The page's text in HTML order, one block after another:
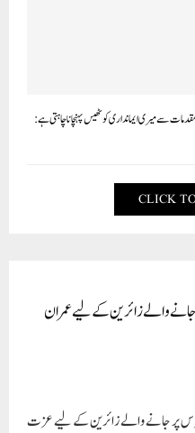
سے میری ایمانداری کو ٹھیس پہنچانا چاہتی ہے:
CLICK
ویں عرس پر جانے والے زائرین کے لیے عمران
غریب نواز کے 812 ویں عرس پر جانے والے زائرین کے لیے عزت